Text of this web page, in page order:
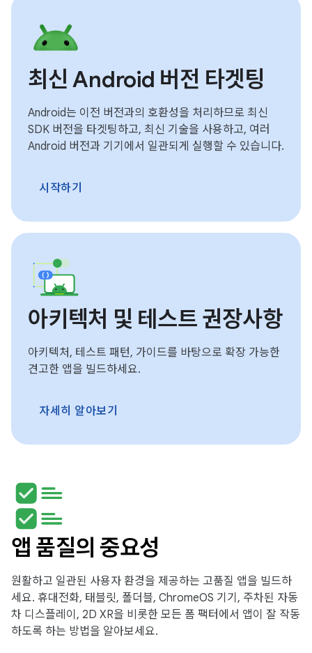
최신 Android 버전 타겟팅
Android는 이전 버전과의 호환성을 처리하므로 최신
SDK 버전을 타겟팅하고, 최신 기술을 사용하고, 여러
Android 버전과 기기에서 일관되게 실행할 수 있습니다.
시작하기
아키텍처 및 테스트 권장사항
아키텍처, 테스트 패턴, 가이드를 바탕으로 확장 가능한
견고한 앱을 빌드하세요.
자세히 알아보기
앱 품질의 중요성
원활하고 일관된 사용자 환경을 제공하는 고품질 앱을 빌드하
세요. 휴대전화, 태블릿, 폴더블, ChromeOS 기기, 주차된 자동
차 디스플레이, 2D XR을 비롯한 모든 폼 팩터에서 앱이 잘 작동
하도록 하는 방법을 알아보세요.